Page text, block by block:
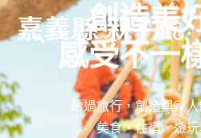
創造美
感受不一
透過旅行，創造與家
美食、住宿、遊